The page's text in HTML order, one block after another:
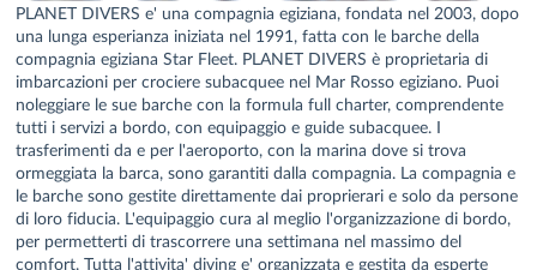
PLANET DIVERS e' una compagnia egiziana, fondata nel 2003, dopo
una lunga esperianza iniziata nel 1991, fatta con le barche della
compagnia egiziana Star Fleet. PLANET DIVERS è proprietaria di
imbarcazioni per crociere subacquee nel Mar Rosso egiziano. Puoi
noleggiare le sue barche con la formula full charter, comprendente
tutti i servizi a bordo, con equipaggio e guide subacquee. I
trasferimenti da e per l'aeroporto, con la marina dove si trova
ormeggiata la barca, sono garantiti dalla compagnia. La compagnia e
le barche sono gestite direttamente dai proprierari e solo da persone
di loro fiducia. L'equipaggio cura al meglio l'organizzazione di bordo,
per permetterti di trascorrere una settimana nel massimo del
comfort. Tutta l'attivita' diving e' organizzata e gestita da esperte